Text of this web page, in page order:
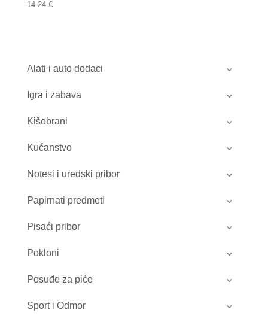
Alati i auto dodaci
Igra i zabava
Kišobrani
Kućanstvo
Notesi i uredski pribor
Papirnati predmeti
Pisaći pribor
Pokloni
Posuđe za piće
Sport i Odmor
14.24 €